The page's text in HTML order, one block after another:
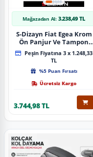
Mağazadan Al: 3.238,49 TL
S-Dizayn Fiat Egea Krom
Ön Panjur Ve Tampon
Çıta Seti Diamond Model
22 Prç. 2020 Üzeri (Parlak
Peşin Fiyatına 3 x 1.248,33
TL
%5 Puan Fırsatı
Ücretsiz Kargo
3.744,98 TL